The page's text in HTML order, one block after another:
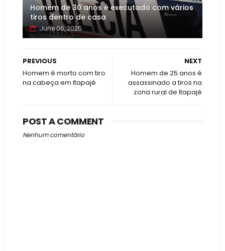
Homem de 30 anos é executado com vários
tiros dentro de casa
June 06, 2025
NEXT
Homem de 25 anos é
assassinado a tiros na
zona rural de Itapajé
PREVIOUS
Homem é morto com tiro
na cabeça em Itapajé
POST A COMMENT
Nenhum comentário